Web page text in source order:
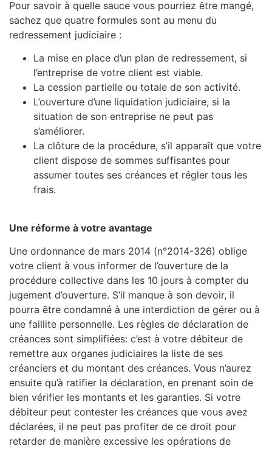
Pour savoir à quelle sauce vous pourriez être mangé,
sachez que quatre formules sont au menu du
redressement judiciaire :
La mise en place d’un plan de redressement, si
l’entreprise de votre client est viable.
La cession partielle ou totale de son activité.
L’ouverture d’une liquidation judiciaire, si la
situation de son entreprise ne peut pas
s’améliorer.
La clôture de la procédure, s’il apparaît que votre
client dispose de sommes suffisantes pour
assumer toutes ses créances et régler tous les
frais.
Une réforme à votre avantage
Une ordonnance de mars 2014 (n°2014-326) oblige
votre client à vous informer de l’ouverture de la
procédure collective dans les 10 jours à compter du
jugement d’ouverture. S’il manque à son devoir, il
pourra être condamné à une interdiction de gérer ou à
une faillite personnelle. Les règles de déclaration de
créances sont simplifiées: c’est à votre débiteur de
remettre aux organes judiciaires la liste de ses
créanciers et du montant des créances. Vous n’aurez
ensuite qu’à ratifier la déclaration, en prenant soin de
bien vérifier les montants et les garanties. Si votre
débiteur peut contester les créances que vous avez
déclarées, il ne peut pas profiter de ce droit pour
retarder de manière excessive les opérations de